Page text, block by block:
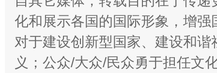
化和展示各国的国际形象，增
对于建设创新型国家、建设和
义；公众/大众/民众勇于担任文